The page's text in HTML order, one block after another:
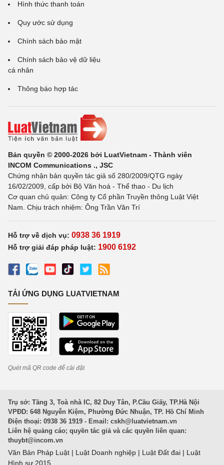
Hình thức thanh toán
Quy ước sử dụng
Chính sách bảo mật
Chính sách bảo vệ dữ liệu
cá nhân
Thông báo hợp tác
Bản quyền © 2000-2026 bởi LuatVietnam - Thành viên
INCOM Communications ., JSC
Chứng nhận bản quyền tác giả số 280/2009/QTG ngày
16/02/2009, cấp bởi Bộ Văn hoá - Thể thao - Du lịch
Cơ quan chủ quản: Công ty Cổ phần Truyền thông Luật Việt
Nam. Chịu trách nhiệm: Ông Trần Văn Trí
Hỗ trợ về dịch vụ: 0938 36 1919
Hỗ trợ giải đáp pháp luật: 1900 6192
TẢI ỨNG DỤNG LUATVIETNAM
Quét mã QR code để cài đặt
Trụ sở: Tầng 3, Toà nhà IC, 82 Duy Tân, P.Cầu Giấy, TP.Hà Nội
VPĐD: 648 Nguyễn Kiệm, Phường Đức Nhuận, TP. Hồ Chí Minh
Điện thoại: 0938 36 1919 - Email: cskh@luatvietnam.vn
Liên hệ quảng cáo; quyền tác giả và các quyền liên quan:
thuybt@incom.vn
Văn Bản Pháp Luật | Luật Doanh nghiệp | Luật Đất đai | Luật
Hình sự 2015